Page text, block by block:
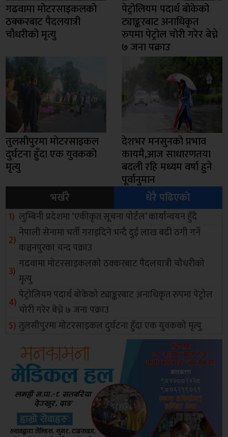
गढवामा मोटरसाइकलको
ठक्करबाट पैदलयात्री
चौधरीको मृत्यु
पेट्रोलियम पदार्थ बोकेको
ट्याङ्करबाट अनाधिकृत
रुपमा पेट्रोल चोरी गरेर बेच्ने
७ जना पक्राउ
तुलसीपुरमा मोटरसाइकल
दुर्घटना हुँदा एक युवकको
मृत्यु
देशभर मनसुनको प्रभाव
कायमै,आज साधारणतया
बदली रहि मध्यम वर्षा हुने
पूर्वानुमान
भर्खरै
धेरै पढिएको
लुम्बिनी प्रदेशमा ‘एकीकृत सूचना पोर्टल’ कार्यान्वयन हुँदै
नेपाली सेनामा भर्ती गराइदिने भन्दै दुई लाख बढी ठगी गर्ने
कञ्चनपुरका चन्द पक्राउ
गढवामा मोटरसाइकलको ठक्करबाट पैदलयात्री चौधरीको
मृत्यु
पेट्रोलियम पदार्थ बोकेको ट्याङ्करबाट अनाधिकृत रुपमा पेट्रोल
चोरी गरेर बेच्ने ७ जना पक्राउ
तुलसीपुरमा मोटरसाइकल दुर्घटना हुँदा एक युवकको मृत्यु